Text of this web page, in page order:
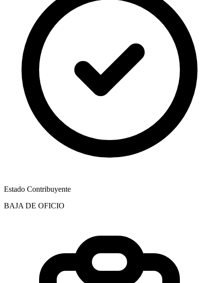
Estado Contribuyente
BAJA DE OFICIO